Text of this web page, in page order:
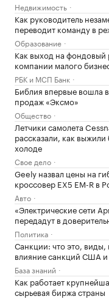
Недвижимость
Как руководитель
переводит команду в
Образование
Как выход на фондовый
компании малого
РБК и МСП Банк
Библия впервые вошла
продаж «Эксмо»
Общество
Летчики самолета
рассказали, как выжили
холоде
Свое дело
Geely назвал цены на
кроссовер EX5 EM-R в
Авто
«Электрические сети
передадут в
Политика
Санкции: что это, виды,
влияние санкций США
База знаний
Как работает
сырьевая биржа страны